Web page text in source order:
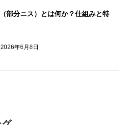
部分ニス）とは何か？仕組みと特
2026年6月8日